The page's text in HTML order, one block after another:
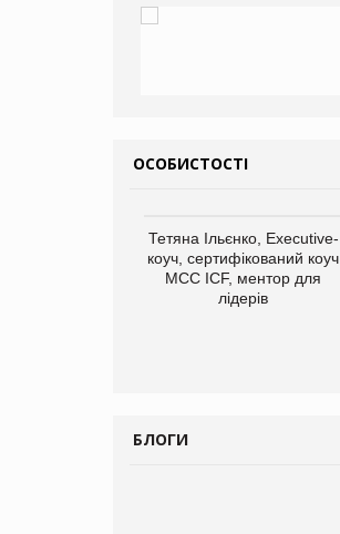
ОСОБИСТОСТІ
Тетяна Ільєнко, Executive-
коуч, сертифікований коуч
МСС ICF, ментор для
лідерів
БЛОГИ